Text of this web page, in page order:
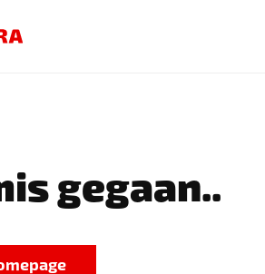
gegaan..